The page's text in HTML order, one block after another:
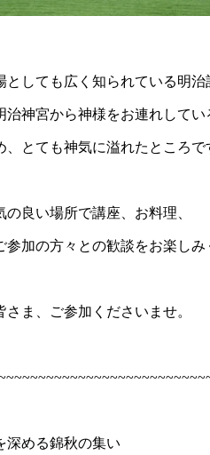
としても広く知られている明治
治神宮から神様をお連れしてい
、とても神気に溢れたところで
の良い場所で講座、お料理、
参加の方々との歓談をお楽しみ
さま、ご参加くださいませ。
深める錦秋の集い